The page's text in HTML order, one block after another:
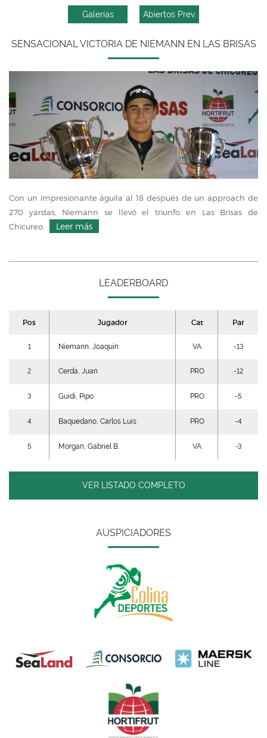
Galerías Abiertos Prev.
SENSACIONAL VICTORIA DE NIEMANN EN LAS BRISAS
Con un impresionante águila al 18 después de un approach de
270 yardas, Niemann se llevó el triunfo en Las Brisas de
Chicureo.
Leer más
LEADERBOARD
Pos Jugador Cat Par
1 Niemann, Joaquín VA -13
2 Cerda, Juan PRO -12
3 Guidi, Pipo PRO -5
4 Baquedano, Carlos Luis PRO -4
5 Morgan, Gabriel B. VA -3
VER LISTADO COMPLETO
AUSPICIADORES